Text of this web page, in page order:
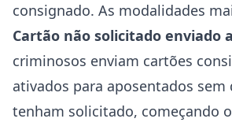
consignado. As modalidades
Cartão não solicitado enviado
criminosos enviam cartões
ativados para aposentados sem
tenham solicitado, começando